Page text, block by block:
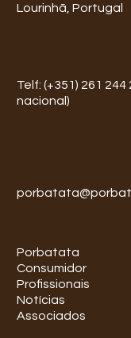
Lourinhã, Portugal
Telf: (+351) 261
nacional)
Porbatata
Consumidor
Profissionais
Notícias
Associados